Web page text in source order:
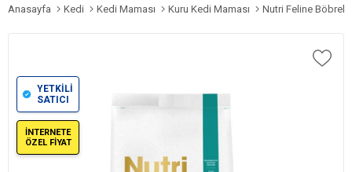
Anasayfa Kedi Kedi Maması Kuru Kedi Maması Nutri Feline Böbrek
YETKİLİ
SATICI
İNTERNETE
ÖZEL FİYAT